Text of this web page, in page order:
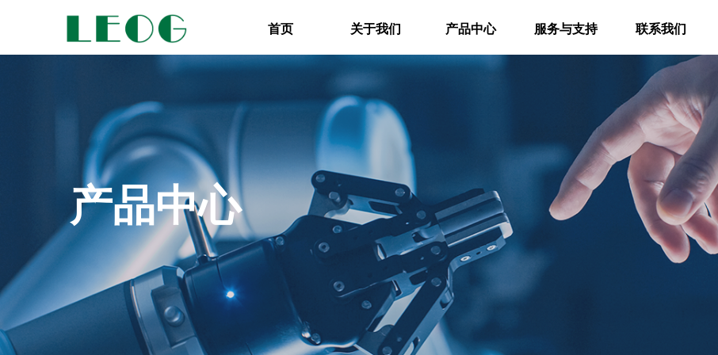
首页 关于我们 产品中心 服务与支持 联系我们
产品中心